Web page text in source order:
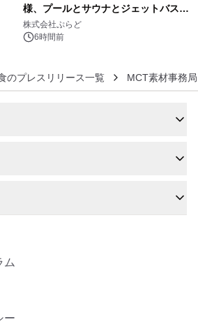
様、プールとサウナとジェットバス付
きで Villa Mon Temps AWAJIの連泊
素泊りプラン
株式会社ぷらど
6時間前
のプレスリリース一覧 MCT素材事務局
ム
ー